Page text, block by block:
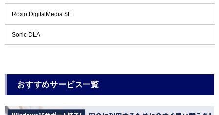
Roxio DigitalMedia SE
Sonic DLA
おすすめサービス一覧